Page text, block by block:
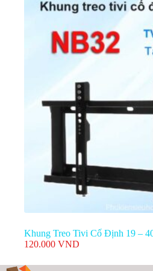
220.000 VND.
là:
Khung Treo Tivi Cố Định 19 –
120.000 VND